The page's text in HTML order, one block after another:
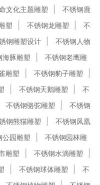
文化主题雕塑
不锈钢鹿
塑 不锈钢龙雕塑
不
钢雕塑设计
不锈钢人物
海豚雕塑
不锈钢老鹰雕
雕塑
不锈钢豹子雕塑
不锈钢天鹅雕塑
不
不锈钢骆驼雕塑
不锈钢
钢熊猫雕塑
不锈钢凤凰
公园雕塑
不锈钢园林雕
雕塑
不锈钢水滴雕塑
不锈钢球体雕塑
不